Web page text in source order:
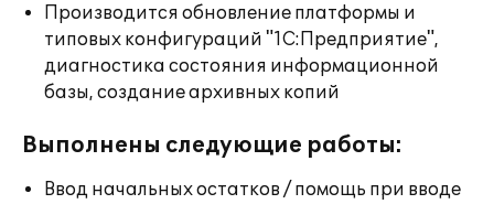
Производится обновление платформы и
типовых конфигураций "1С:Предприятие",
диагностика состояния информационной
базы, создание архивных копий
Выполнены следующие работы:
Ввод начальных остатков / помощь при вводе